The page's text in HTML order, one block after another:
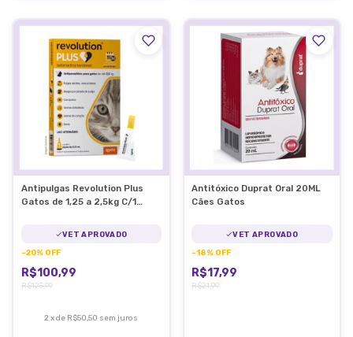
Antipulgas Revolution Plus
Gatos de 1,25 a 2,5kg C/1
VET APROVADO
-20% OFF
R$100,99
R$125,99
2 xde R$50,50 sem juros
Antitóxico Duprat Oral 20ML
Cães Gatos
VET APROVADO
-18% OFF
R$17,99
R$21,99